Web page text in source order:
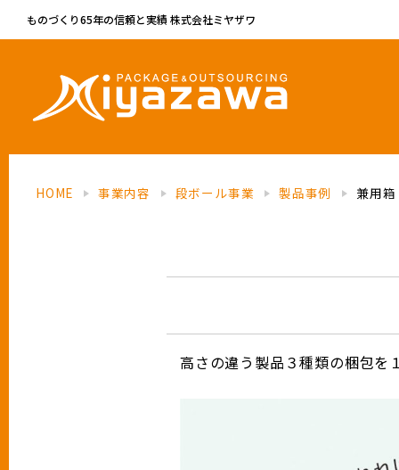
ものづくり65年の信頼と実績 株式会社ミヤザワ
HOME 事業内容 段ボール事業 製品事例 兼用
高さの違う製品３種類の梱包を